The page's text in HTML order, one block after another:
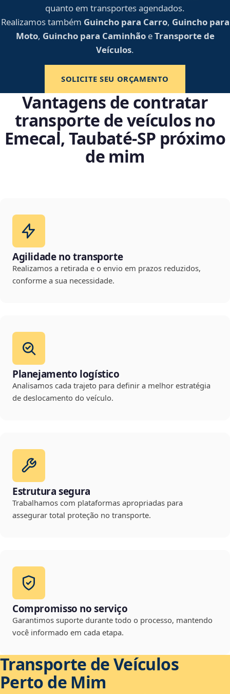
quanto em transportes agendados.
Realizamos também Guincho para Carro, Guincho para
Moto, Guincho para CaminhãoeTransporte de
Veículos.
SOLICITE SEU ORÇAMENTO
Vantagens de contratar
transporte de veículos no
Emecal, Taubaté‑SP próximo
de mim
Agilidade no transporte
Realizamos a retirada e o envio em prazos reduzidos,
conforme a sua necessidade.
Planejamento logístico
Analisamos cada trajeto para definir a melhor estratégia
de deslocamento do veículo.
Estrutura segura
Trabalhamos com plataformas apropriadas para
assegurar total proteção no transporte.
Compromisso no serviço
Garantimos suporte durante todo o processo, mantendo
você informado em cada etapa.
Transporte de Veículos
Perto de Mim